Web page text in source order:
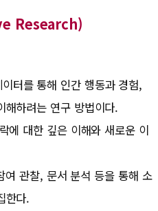
Research)
터를 통해 인간 행동과 경험,
해하려는 연구 방법이다.
에 대한 깊은 이해와 새로운 이
여 관찰, 문서 분석 등을 통해 소
한다.